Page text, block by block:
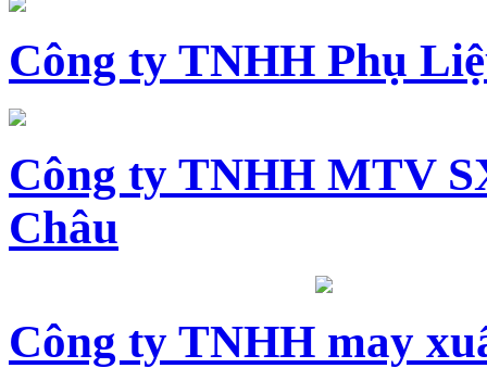
Công ty TNHH Phụ
Công ty TNHH MTV
Châu
Công ty TNHH may